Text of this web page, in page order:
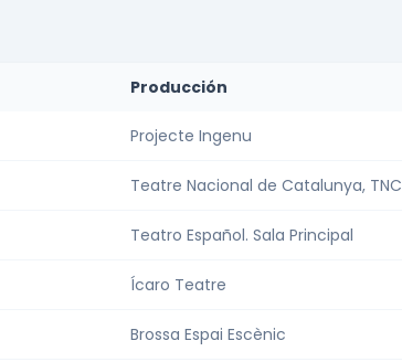
Producción
Projecte Ingenu
Teatre Nacional de Catalunya, TNC
Teatro Español. Sala Principal
Ícaro Teatre
Brossa Espai Escènic